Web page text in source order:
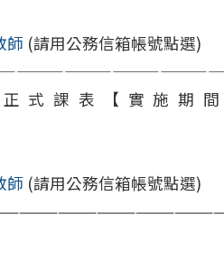
師(請用公務信箱帳號點選)
正式課表【實施期間
師(請用公務信箱帳號點選)